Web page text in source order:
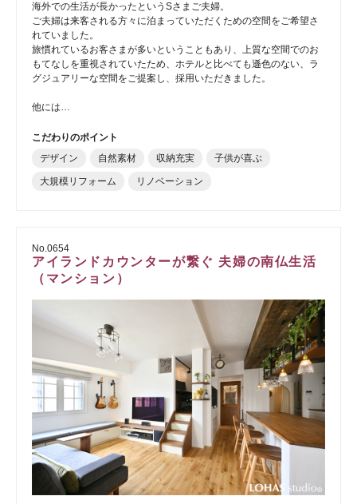
海外での生活が長かったというSさまご夫婦。
ご夫婦は来客される方々に泊まっていただくための空間をご希望さ
れていました。
旅慣れているお客さまが多いということもあり、上質な空間でのお
もてなしを重視されていたため、ホテルと比べても遜色のない、ラ
グジュアリーな空間をご提案し、採用いただきました。
他には…
こだわりのポイント
デザイン
自然素材 収納充実 子供が喜ぶ
大規模リフォーム リノベーション
No.0654
アイランドカウンターが繋ぐ 夫婦の南仏生活
（マンション）